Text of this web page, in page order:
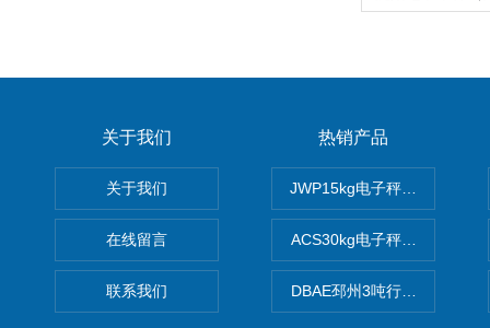
关于我们
关于我们
在线留言
联系我们
热销产品
JWP15kg电子秤价格,15公
ACS30kg电子秤价格,30公
DBAE邳州3吨行车电子吊秤